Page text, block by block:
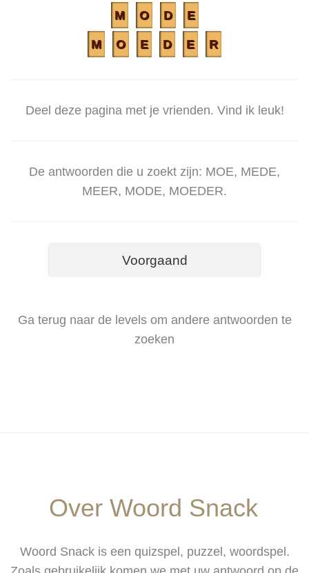
M O D E
M O E D E R
Deel deze pagina met je vrienden. Vind ik leuk!
De antwoorden die u zoekt zijn: MOE, MEDE,
MEER, MODE, MOEDER.
Voorgaand
Ga terug naar de levels om andere antwoorden te
zoeken
Over Woord Snack
Woord Snack is een quizspel, puzzel, woordspel.